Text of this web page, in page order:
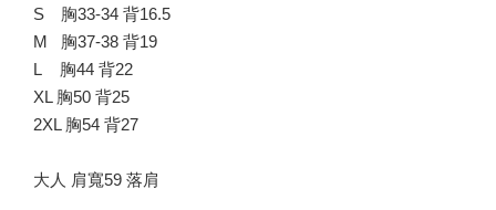
S 胸33-34 背16.5
M 胸37-38 背19
L 胸44 背22
XL 胸50 背25
2XL 胸54 背27
大人 肩寬59 落肩